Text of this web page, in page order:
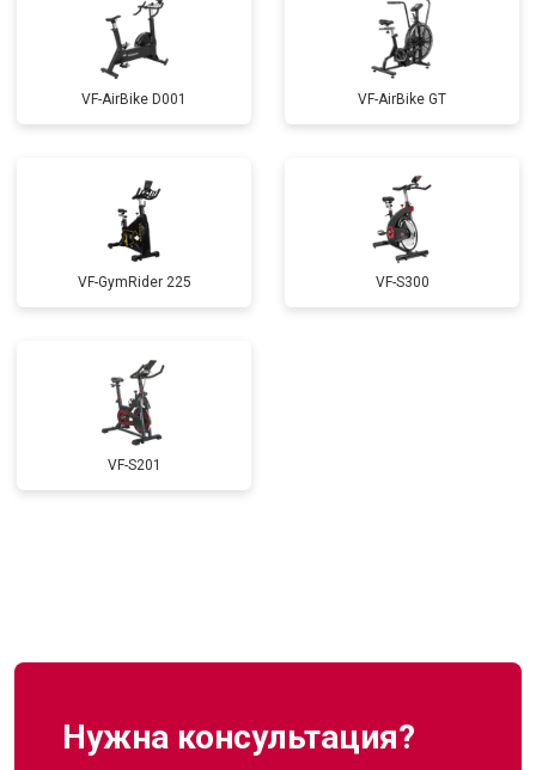
VF-AirBike D001 VF-AirBike GT
VF-GymRider 225 VF-S300
VF-S201
Нужна консультация?